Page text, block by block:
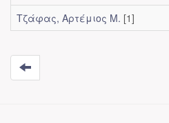
Τζάφας, Αρτέμιος Μ. [1]